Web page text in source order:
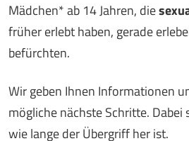
Mädchen* ab 14 Jahren, die
früher erlebt haben, gerade
befürchten.
Wir geben Ihnen Informationen
mögliche nächste Schritte. Dabei
wie lange der Übergriff her ist.